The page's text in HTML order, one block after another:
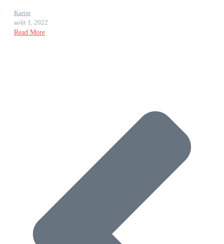
Karim
août 1, 2022
Read More